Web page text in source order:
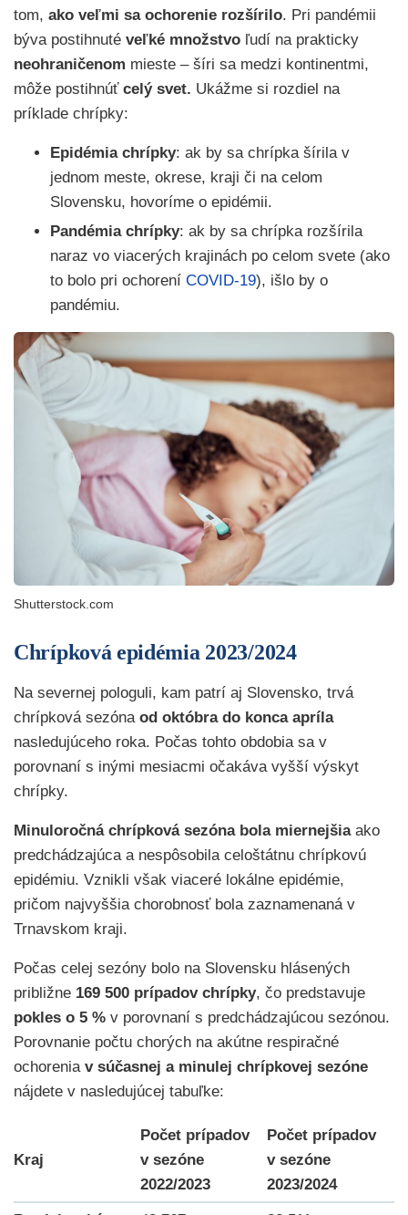
tom, ako veľmi sa ochorenie rozšírilo. Pri pandémii
býva postihnuté veľké množstvo ľudí na prakticky
neohraničenom mieste – šíri sa medzi kontinentmi,
môže postihnúť celý svet. Ukážme si rozdiel na
príklade chrípky:
Epidémia chrípky: ak by sa chrípka šírila v
jednom meste, okrese, kraji či na celom
Slovensku, hovoríme o epidémii.
Pandémia chrípky: ak by sa chrípka rozšírila
naraz vo viacerých krajinách po celom svete (ako
to bolo pri ochorení COVID-19), išlo by o
pandémiu.
Shutterstock.com
Chrípková epidémia 2023/2024
Na severnej pologuli, kam patrí aj Slovensko, trvá
chrípková sezóna od októbra do konca apríla
nasledujúceho roka. Počas tohto obdobia sa v
porovnaní s inými mesiacmi očakáva vyšší výskyt
chrípky.
Minuloročná chrípková sezóna bola miernejšiaako
predchádzajúca a nespôsobila celoštátnu chrípkovú
epidémiu. Vznikli však viaceré lokálne epidémie,
pričom najvyššia chorobnosť bola zaznamenaná v
Trnavskom kraji.
Počas celej sezóny bolo na Slovensku hlásených
približne 169 500 prípadov chrípky, čo predstavuje
pokles o 5 % v porovnaní s predchádzajúcou sezónou.
Porovnanie počtu chorých na akútne respiračné
ochorenia v súčasnej a minulej chrípkovej sezóne
nájdete v nasledujúcej tabuľke:
Kraj
Počet prípadov
v sezóne
2022/2023
Počet prípadov
v sezóne
2023/2024